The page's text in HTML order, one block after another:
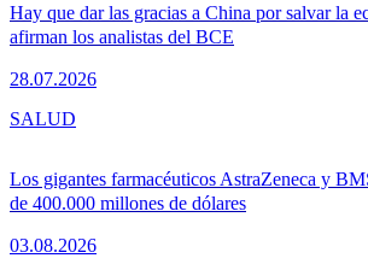
Hay que dar las gracias a China por salvar la
afirman los analistas del BCE
28.07.2026
Los gigantes farmacéuticos AstraZeneca y
de 400.000 millones de dólares
03.08.2026
SALUD